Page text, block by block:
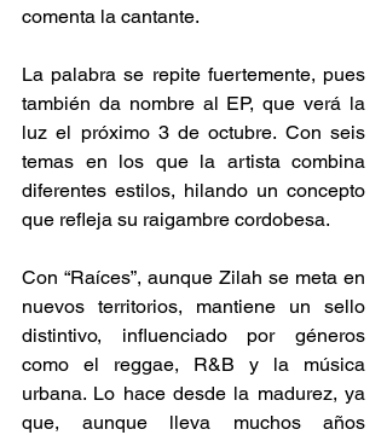
comenta la cantante.
La palabra se repite fuertemente, pues
también da nombre al EP, que verá la
luz el próximo 3 de octubre. Con seis
temas en los que la artista combina
diferentes estilos, hilando un concepto
que refleja su raigambre cordobesa.
Con “Raíces”, aunque Zilah se meta en
nuevos territorios, mantiene un sello
distintivo, influenciado por géneros
como el reggae, R&B y la música
urbana. Lo hace desde la madurez, ya
que, aunque lleva muchos años